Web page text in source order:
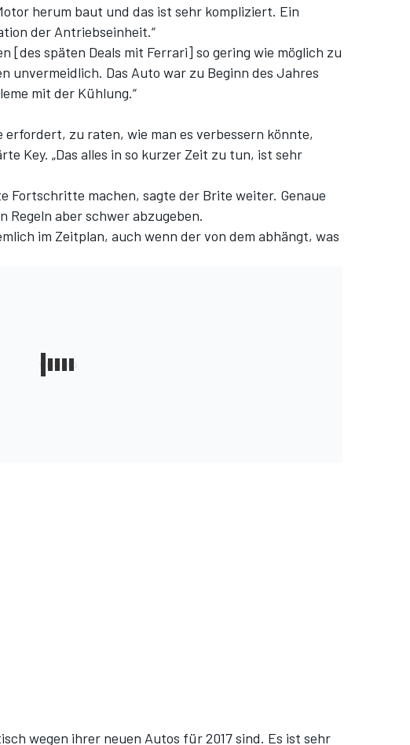
herum baut und das ist sehr kompliziert. Ein
der Antriebseinheit.“
[des späten Deals mit Ferrari] so gering wie möglich zu
unvermeidlich. Das Auto war zu Beginn des Jahres
mit der Kühlung.“
erfordert, zu raten, wie man es verbessern könnte,
Key. „Das alles in so kurzer Zeit zu tun, ist sehr
Fortschritte machen, sagte der Brite weiter. Genaue
Regeln aber schwer abzugeben.
im Zeitplan, auch wenn der von dem abhängt, was
wegen ihrer neuen Autos für 2017 sind. Es ist sehr